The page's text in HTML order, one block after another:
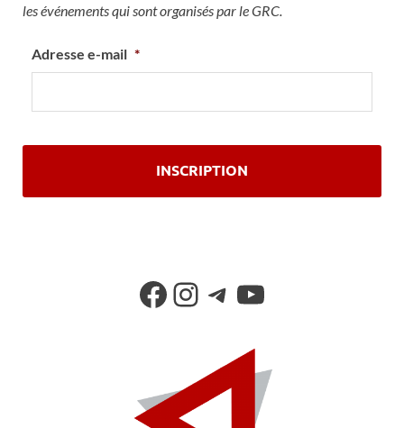
les événements qui sont organisés par le GRC.
Adresse e-mail *